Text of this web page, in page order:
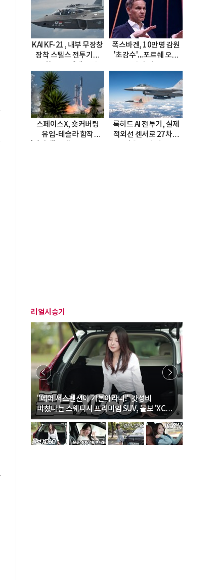
KAI KF-21, 내부 무장창
장착 스텔스 전투기로
폭스바겐, 10만명 감원
'초강수'...포르쉐 오너
스페이스X, 숏커버링
유입-테슬라 합작
록히드 AI 전투기, 실제
적외선 센서로 27차례
리얼시승기
"에어 서스펜션이 기본이라니!" 갓성비
미쳤다는 스웨디시 프리미엄 SUV, 볼보 'XC60
B5 울트라'